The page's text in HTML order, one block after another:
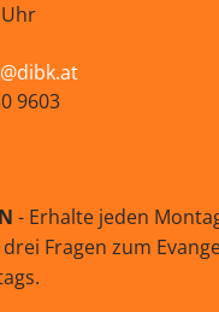
9603
- Erhalte jeden
Fragen zum